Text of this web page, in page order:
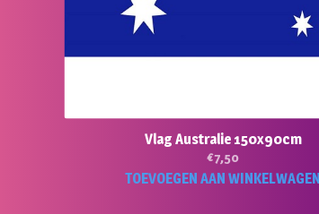
Vlag Australie 150x90cm
€7,50
TOEVOEGEN AAN WINKELWAGEN